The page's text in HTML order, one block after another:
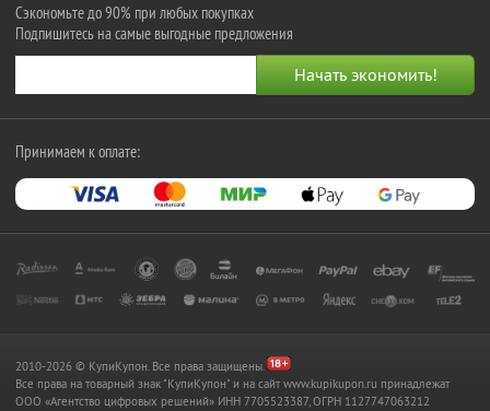
Сэкономьте до 90% при любых покупках
Подпишитесь на самые выгодные предложения
Принимаем к оплате:
2010-2026 © КупиКупон. Все права защищены.
Все права на товарный знак "КупиКупон" и на сайт www.kupikupon.ru принадлежат
OOO «Агентство цифровых решений» ИНН 7705523387, ОГРН 1127747063212